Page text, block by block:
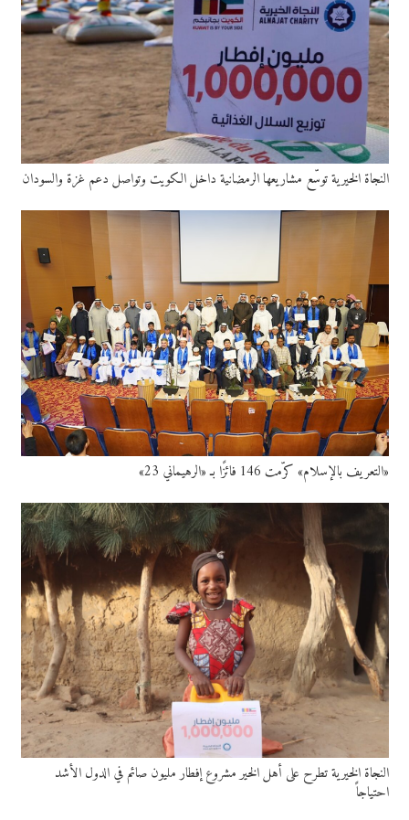
النجاة الخيرية توسّع مشاريعها الرمضانية داخل الكويت وتواصل دعم غزة والسودان
«التعريف بالإسلام» كرّمت 146 فائزًا بـ «الرهيماني 23»
النجاة الخيرية تطرح على أهل الخير مشروع إفطار مليون صائم في الدول الأشد
احتياجاً